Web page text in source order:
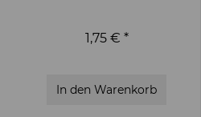
1,75 € *
In den Warenkorb